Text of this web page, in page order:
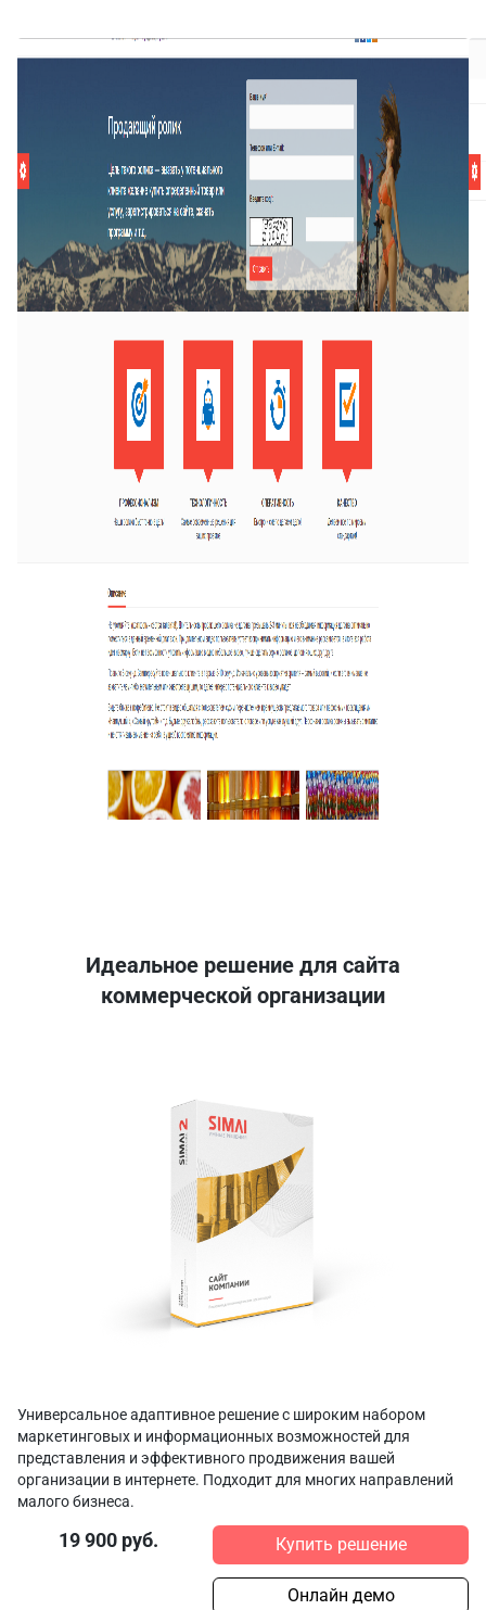
Идеальное решение для сайта
коммерческой организации
Универсальное адаптивное решение с широким набором
маркетинговых и информационных возможностей для
представления и эффективного продвижения вашей
организации в интернете. Подходит для многих направлений
малого бизнеса.
19 900 руб. Купить решение
Онлайн демо